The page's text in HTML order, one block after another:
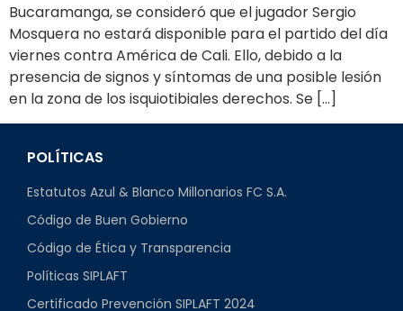
Bucaramanga, se consideró que el jugador Sergio
Mosquera no estará disponible para el partido del día
viernes contra América de Cali. Ello, debido a la
presencia de signos y síntomas de una posible lesión
en la zona de los isquiotibiales derechos. Se […]
POLÍTICAS
Estatutos Azul & Blanco Millonarios FC S.A.
Código de Buen Gobierno
Código de Ética y Transparencia
Políticas SIPLAFT
Certificado Prevención SIPLAFT 2024